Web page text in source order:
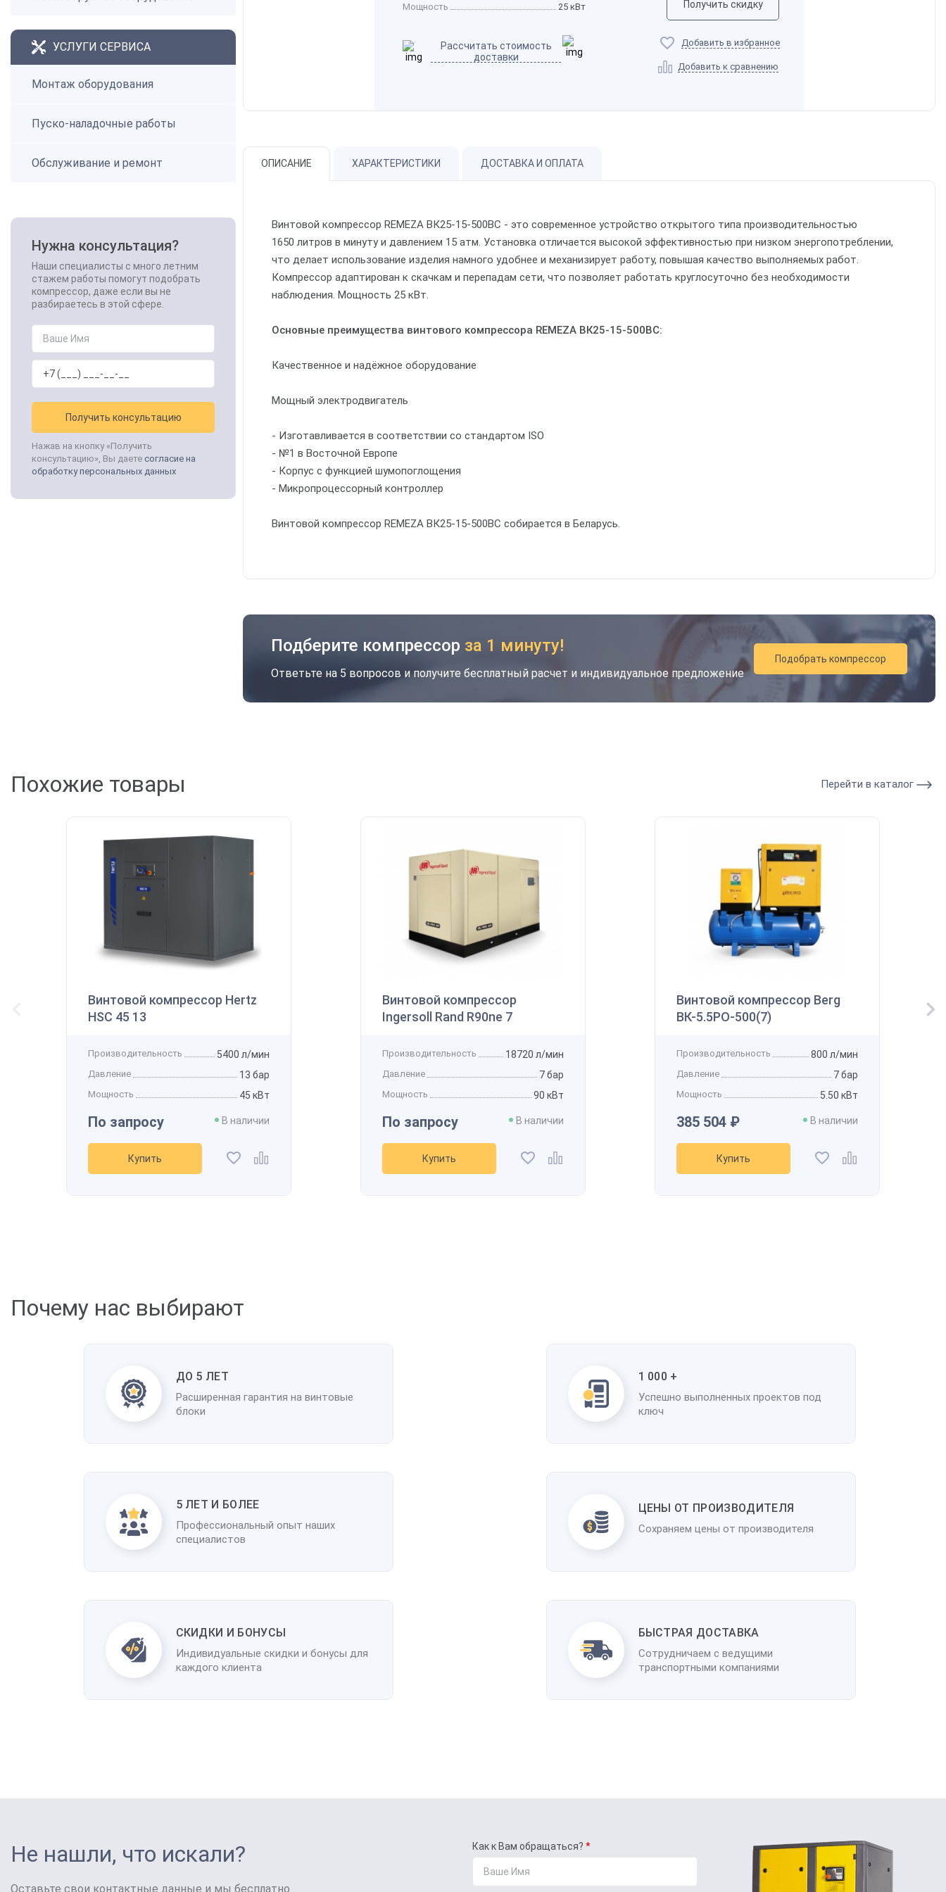
УСЛУГИ СЕРВИСА
Монтаж оборудования
Пуско-наладочные работы
Обслуживание и ремонт
Нужна консультация?
Наши специалисты с много летним
стажем работы помогут подобрать
компрессор, даже если вы не
разбираетесь в этой сфере.
Получить консультацию
Нажав на кнопку «Получить
консультацию», Вы даете согласие на
обработку персональных данных
Мощность 25 кВт
Рассчитать стоимость
доставки
Получить скидку
Добавить в избранное
Добавить к сравнению
ОПИСАНИЕ ХАРАКТЕРИСТИКИ ДОСТАВКА И ОПЛАТА
Винтовой компрессор REMEZA ВК25-15-500ВС - это современное устройство открытого типа производительностью
1650 литров в минуту и давлением 15 атм. Установка отличается высокой эффективностью при низком энергопотреблении,
что делает использование изделия намного удобнее и механизирует работу, повышая качество выполняемых работ.
Компрессор адаптирован к скачкам и перепадам сети, что позволяет работать круглосуточно без необходимости
наблюдения. Мощность 25 кВт.
Основные преимущества винтового компрессора REMEZA ВК25-15-500ВС:
Качественное и надёжное оборудование
Мощный электродвигатель
- Изготавливается в соответствии со стандартом ISO
- №1 в Восточной Европе
- Корпус с функцией шумопоглощения
- Микропроцессорный контроллер
Винтовой компрессор REMEZA ВК25-15-500ВС собирается в Беларусь.
Подберите компрессор за 1 минуту!
Ответьте на 5 вопросов и получите бесплатный расчет и индивидуальное предложение
Подобрать компрессор
Похожие товары Перейти в каталог
Винтовой компрессор Hertz
HSC 45 13
Производительность 5400 л/мин
Давление 13 бар
Мощность 45 кВт
По запросу В наличии
Купить
Винтовой компрессор
Ingersoll Rand R90ne 7
Производительность 18720 л/мин
Давление 7 бар
Мощность 90 кВт
По запросу В наличии
Купить
Винтовой компрессор Berg
ВК-5.5РО-500(7)
Производительность 800 л/мин
Давление 7 бар
Мощность 5.50 кВт
385 504 ₽ В наличии
Купить
Почему нас выбирают
ДО 5 ЛЕТ
Расширенная гарантия на винтовые
блоки
1 000 +
Успешно выполненных проектов под
ключ
5 ЛЕТ И БОЛЕЕ
Профессиональный опыт наших
специалистов
ЦЕНЫ ОТ ПРОИЗВОДИТЕЛЯ
Сохраняем цены от производителя
CКИДКИ И БОНУСЫ
Индивидуальные скидки и бонусы для
каждого клиента
БЫСТРАЯ ДОСТАВКА
Сотрудничаем с ведущими
транспортными компаниями
Не нашли, что искали?
Оставьте свои контактные данные и мы бесплатно
Как к Вам обращаться?
вами номер в течение 30 дней
Ваш номер телефона
145 122 ₽
Давление12 бар
Мощность7,5 кВт
Рассчитать стоимость доставки
Добавить к сравнению